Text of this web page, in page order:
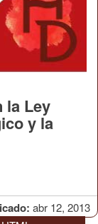
abr 12, 2013
la Ley
y la